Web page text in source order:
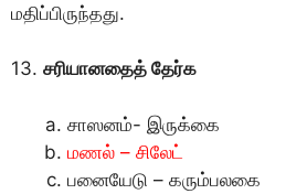
மதிப்பிருந்தது.
13. சரியானதைத் தேர்க
சாஸனம்- இருக்கை
மணல் – சிலேட்
பனையேடு – கரும்பலகை